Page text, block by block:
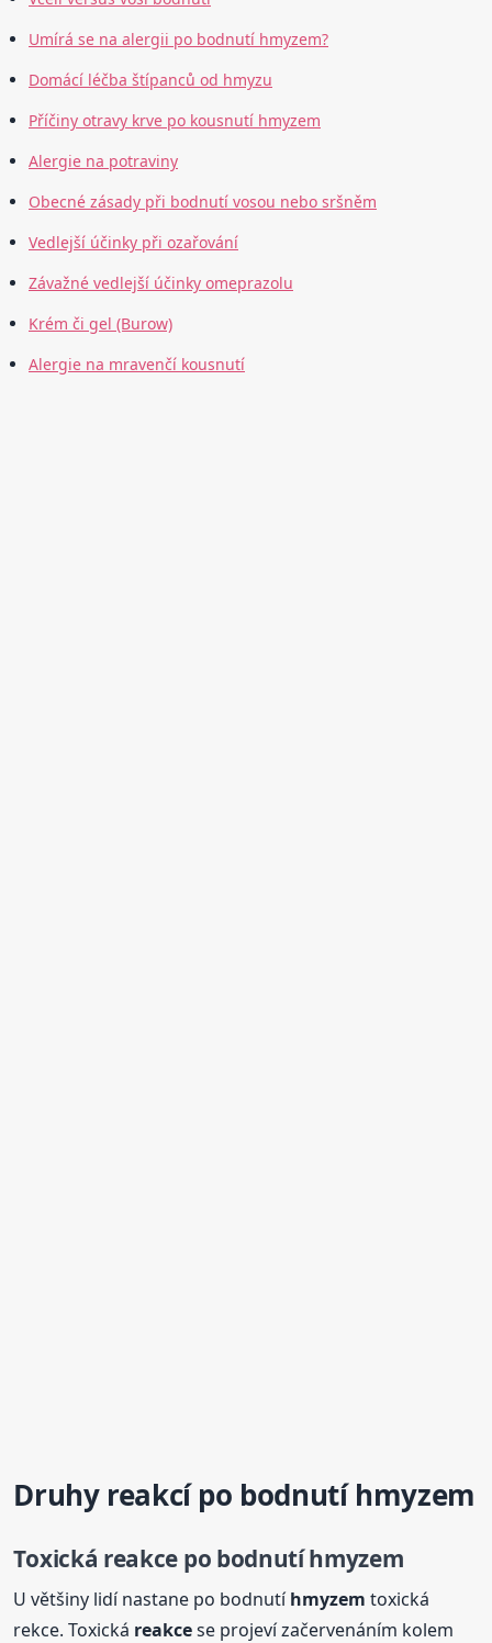
Umírá se na alergii po bodnutí hmyzem?
Domácí léčba štípanců od hmyzu
Příčiny otravy krve po kousnutí hmyzem
Alergie na potraviny
Obecné zásady při bodnutí vosou nebo sršněm
Vedlejší účinky při ozařování
Závažné vedlejší účinky omeprazolu
Krém či gel (Burow)
Alergie na mravenčí kousnutí
Druhy reakcí po bodnutíhmyzem
Toxická reakce po bodnutíhmyzem
U většiny lidí nastane po bodnutíhmyzem toxická
rekce. Toxická reakcese projeví začervenáním kolem